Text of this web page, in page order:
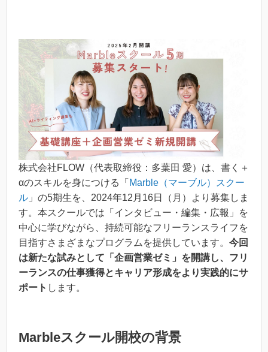
株式会社FLOW（代表取締役：多葉田 愛）は、書く＋
αのスキルを身につける「 Marble（マーブル）スクー
ル 」の5期生を、2024年12月16日（月）より募集しま
す。本スクールでは「インタビュー・編集・広報」を
中心に学びながら、持続可能なフリーランスライフを
目指すさまざまなプログラムを提供しています。 今回
は新たな試みとして「企画営業ゼミ」を開講し、フリ
ーランスの仕事獲得とキャリア形成をより実践的にサ
ポート します。
Marbleスクール開校の背景